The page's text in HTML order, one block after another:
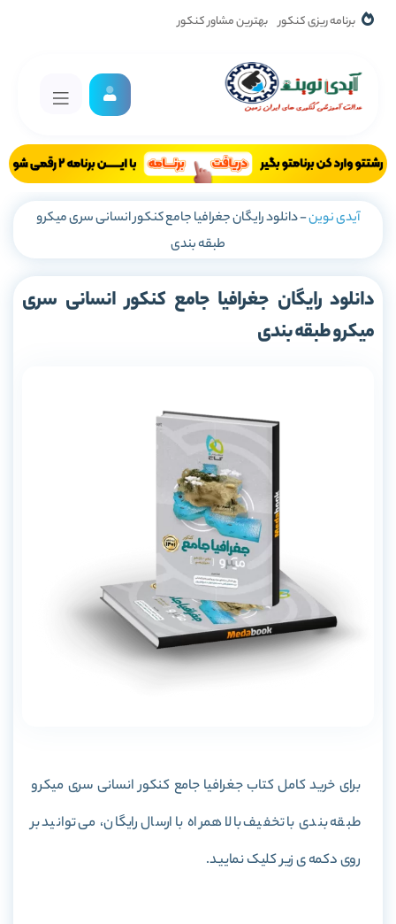
برنامه ریزی کنکور بهترین مشاور کنکور
آیدی نوین-دانلود رایگان جغرافیا جامع کنکور انسانی سری میکرو
طبقه بندی
دانلود رایگان جغرافیا جامع کنکور انسانی سری
میکرو طبقه بندی
برای خرید کامل کتاب جغرافیا جامع کنکور انسانی سری میکرو
طبقه بندی با تخفیف بالا همراه با ارسال رایگان، می توانید بر
روی دکمه ی زیر کلیک نمایید.